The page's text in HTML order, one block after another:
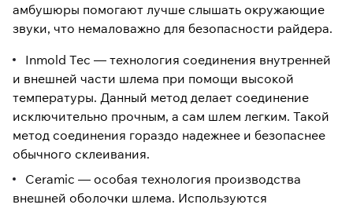
амбушюры помогают лучше слышать окружающие
звуки, что немаловажно для безопасности райдера.
Inmold Tec — технология соединения внутренней
и внешней части шлема при помощи высокой
температуры. Данный метод делает соединение
исключительно прочным, а сам шлем легким. Такой
метод соединения гораздо надежнее и безопаснее
обычного склеивания.
Ceramic — особая технология производства
внешней оболочки шлема. Используются